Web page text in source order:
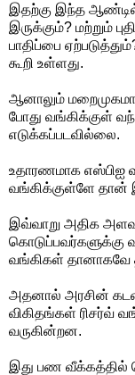
இதற்கு இந்த
இருக்கும்? மற்றும்
பாதிப்பை
கூறி உள்ளது.
ஆனாலும்
போது வங்கிக்குள்
எடுக்கப்படவில்லை.
உதாரணமாக எஸ்பிஐ
வங்கிக்குள்ளே தான்
இவ்வாறு அதிக
கொடுப்பவர்களுக்கு
வங்கிகள் தானாகவே
அதனால் அரசின்
விகிதங்கள் ரிசர்வ்
வருகின்றன.
இது பண வீக்கத்தில்